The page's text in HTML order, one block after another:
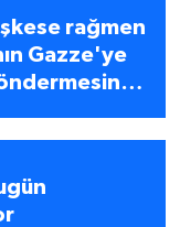
rağmen
Gazze'ye